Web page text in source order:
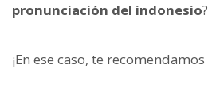
pronunciación del indonesio?
¡En ese caso, te recomendamos